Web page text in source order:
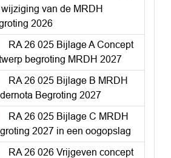
van de MRDH
2026
RA 26 025 Bijlage A Concept
begroting MRDH 2027
RA 26 025 Bijlage B MRDH
Begroting 2027
RA 26 025 Bijlage C MRDH
2027 in een oogopslag
RA 26 026 Vrijgeven concept